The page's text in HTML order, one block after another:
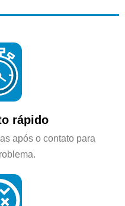
rápido
após o contato para